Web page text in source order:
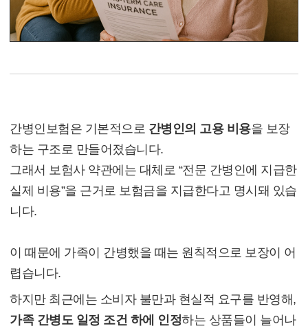
간병인보험은 기본적으로 간병인의 고용 비용을 보장
하는 구조로 만들어졌습니다.
그래서 보험사 약관에는 대체로 “전문 간병인에 지급한
실제 비용”을 근거로 보험금을 지급한다고 명시돼 있습
니다.
이 때문에 가족이 간병했을 때는 원칙적으로 보장이 어
렵습니다.
하지만 최근에는 소비자 불만과 현실적 요구를 반영해,
가족 간병도 일정 조건 하에 인정하는 상품들이 늘어나